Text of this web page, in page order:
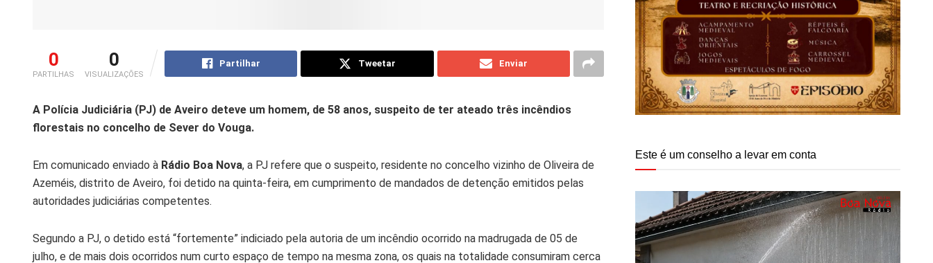
0
PARTILHAS
0
VISUALIZAÇÕES
Partilhar Tweetar Enviar
A Polícia Judiciária (PJ) de Aveiro deteve um homem, de 58 anos, suspeito de ter ateado três incêndios
florestais no concelho de Sever do Vouga.
Em comunicado enviado à Rádio Boa Nova, a PJ refere que o suspeito, residente no concelho vizinho de Oliveira de
Azeméis, distrito de Aveiro, foi detido na quinta-feira, em cumprimento de mandados de detenção emitidos pelas
autoridades judiciárias competentes.
Segundo a PJ, o detido está “fortemente” indiciado pela autoria de um incêndio ocorrido na madrugada de 05 de
julho, e de mais dois ocorridos num curto espaço de tempo na mesma zona, os quais na totalidade consumiram cerca
Este é um conselho a levar em conta